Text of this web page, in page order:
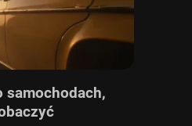
samochodach,